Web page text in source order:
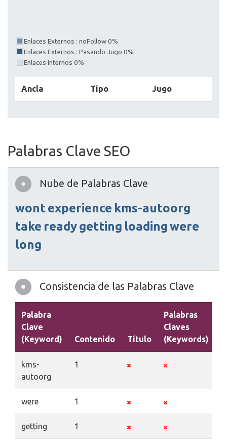
Enlaces Externos : noFollow 0%
Enlaces Externos : Pasando Jugo 0%
Enlaces Internos 0%
Ancla Tipo Jugo
Palabras Clave SEO
Nube de Palabras Clave
wontexperience kms-autoorg
take readygetting loadingwere
long
Consistencia de las Palabras Clave
Palabra
Clave
(Keyword)
Contenido Título
Palabras
Claves
(Keywords)
kms-
autoorg
1
were 1
getting 1